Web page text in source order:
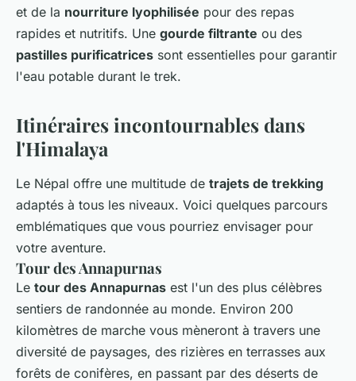
et de la nourriture lyophilisée pour des repas
rapides et nutritifs. Une gourde filtrante ou des
pastilles purificatrices sont essentielles pour garantir
l'eau potable durant le trek.
Itinéraires incontournables dans
l'Himalaya
Le Népal offre une multitude de trajets de trekking
adaptés à tous les niveaux. Voici quelques parcours
emblématiques que vous pourriez envisager pour
votre aventure.
Tour des Annapurnas
Le tour des Annapurnas est l'un des plus célèbres
sentiers de randonnée au monde. Environ 200
kilomètres de marche vous mèneront à travers une
diversité de paysages, des rizières en terrasses aux
forêts de conifères, en passant par des déserts de